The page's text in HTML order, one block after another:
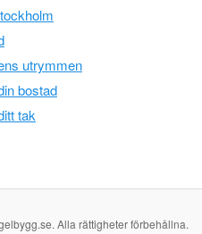
utrymmen
bostad
tak
Alla rättigheter förbehållna.